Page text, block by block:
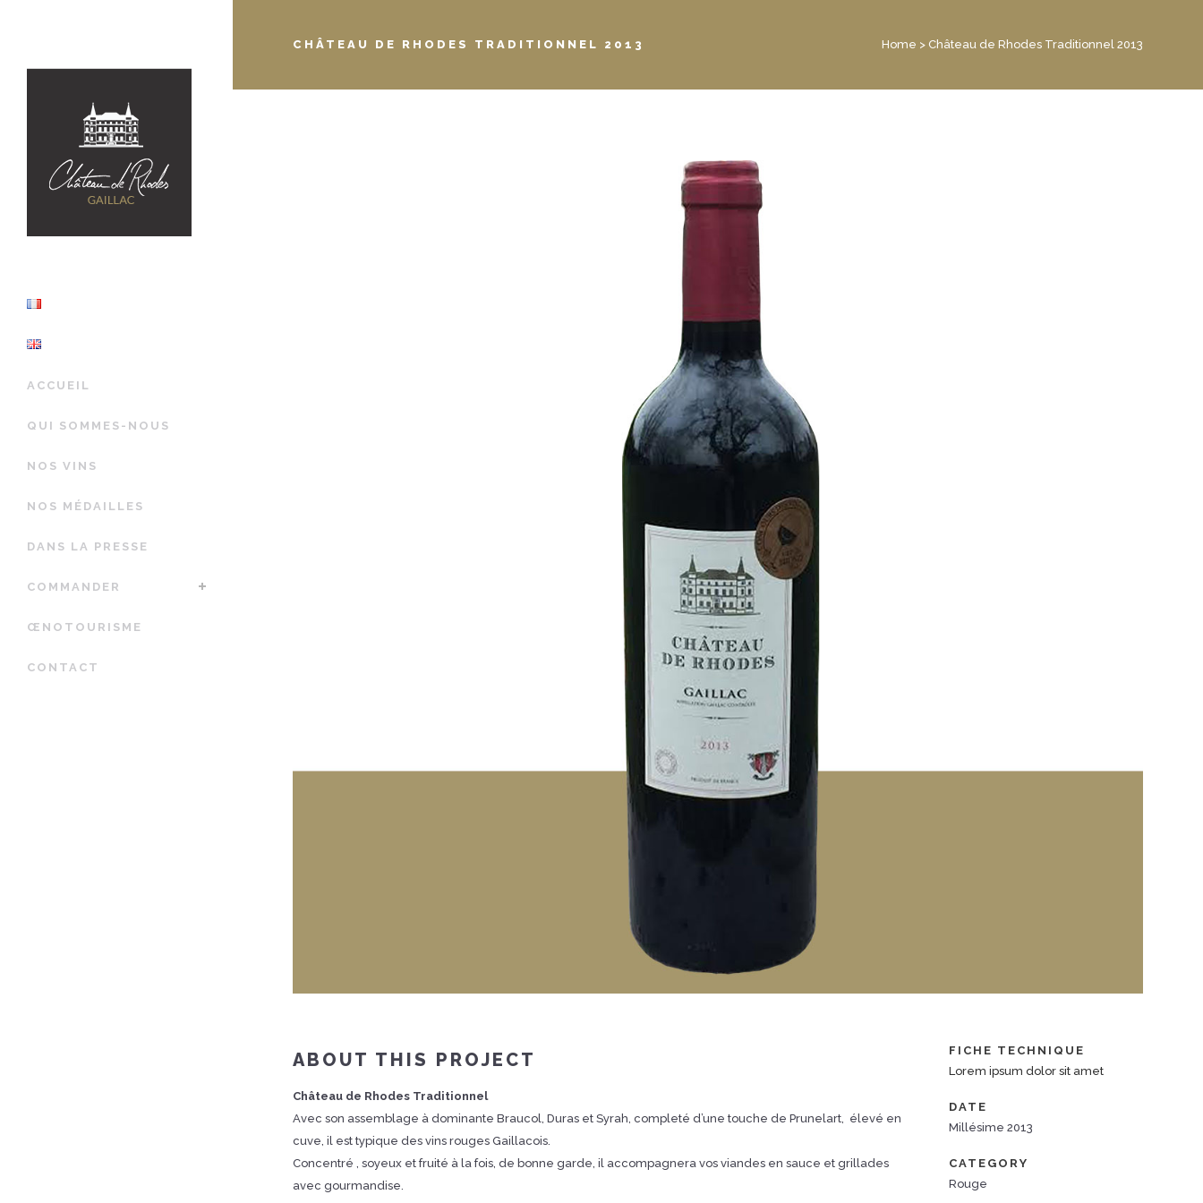
ACCUEIL
QUI SOMMES-NOUS
NOS VINS
NOS MÉDAILLES
DANS LA PRESSE
COMMANDER
ŒNOTOURISME
CONTACT
CHÂTEAU DE RHODES TRADITIONNEL 2013 Home > Château de Rhodes Traditionnel 2013
ABOUT THIS PROJECT
Château de Rhodes Traditionnel
Avec son assemblage à dominante Braucol, Duras et Syrah, completé d’une touche de Prunelart, élevé en
cuve, il est typique des vins rouges Gaillacois.
Concentré , soyeux et fruité à la fois, de bonne garde, il accompagnera vos viandes en sauce et grillades
avec gourmandise.
FICHE TECHNIQUE
Lorem ipsum dolor sit amet
DATE
Millésime 2013
CATEGORY
Rouge